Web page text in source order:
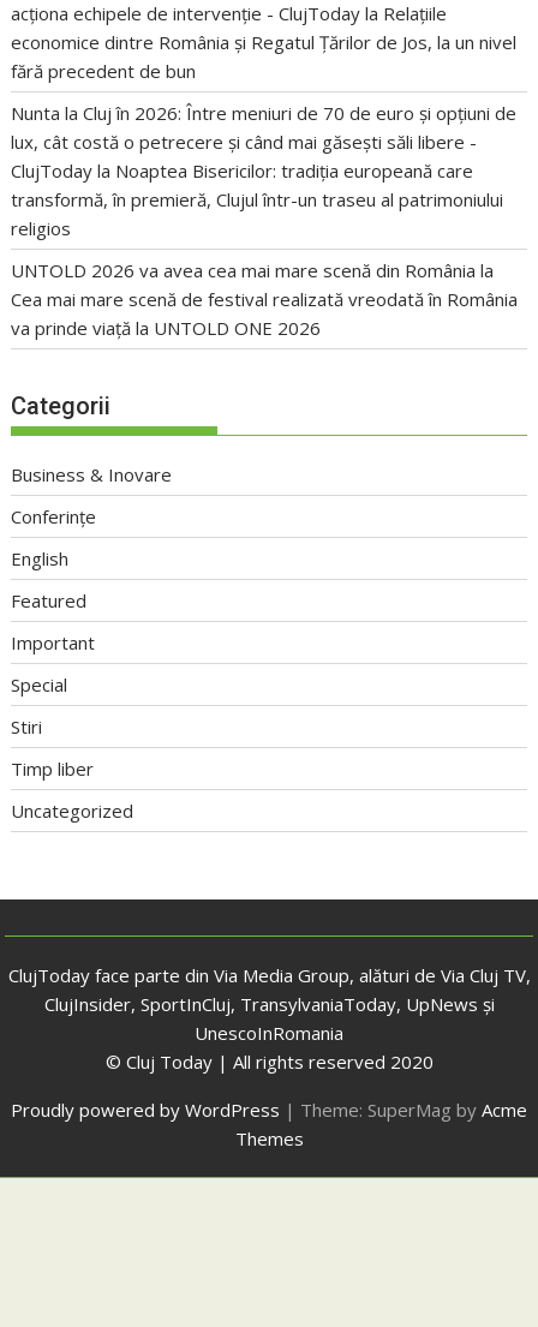
acționa echipele de intervenție - ClujToday la Relațiile
economice dintre România și Regatul Țărilor de Jos, la un nivel
fără precedent de bun
Nunta la Cluj în 2026: Între meniuri de 70 de euro și opțiuni de
lux, cât costă o petrecere și când mai găsești săli libere -
ClujToday la Noaptea Bisericilor: tradiția europeană care
transformă, în premieră, Clujul într-un traseu al patrimoniului
religios
UNTOLD 2026 va avea cea mai mare scenă din România la
Cea mai mare scenă de festival realizată vreodată în România
va prinde viață la UNTOLD ONE 2026
Categorii
Business & Inovare
Conferințe
English
Featured
Important
Special
Stiri
Timp liber
Uncategorized
ClujToday face parte din Via Media Group, alături de Via Cluj TV,
ClujInsider, SportInCluj, TransylvaniaToday, UpNews și
UnescoInRomania
© Cluj Today | All rights reserved 2020
Proudly powered by WordPress | Theme: SuperMag by Acme
Themes